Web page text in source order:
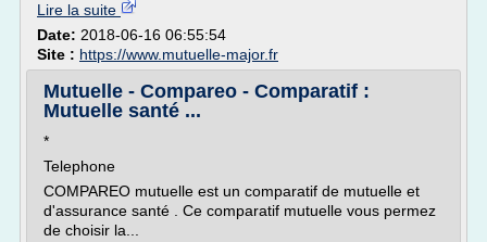
Lire la suite
Date: 2018-06-16 06:55:54
Site : https://www.mutuelle-major.fr
Mutuelle - Compareo - Comparatif :
Mutuelle santé ...
*
Telephone
COMPAREO mutuelle est un comparatif de mutuelle et
d'assurance santé . Ce comparatif mutuelle vous permez
de choisir la...